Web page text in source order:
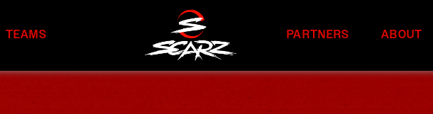
TEAMS PARTNERS ABOUT